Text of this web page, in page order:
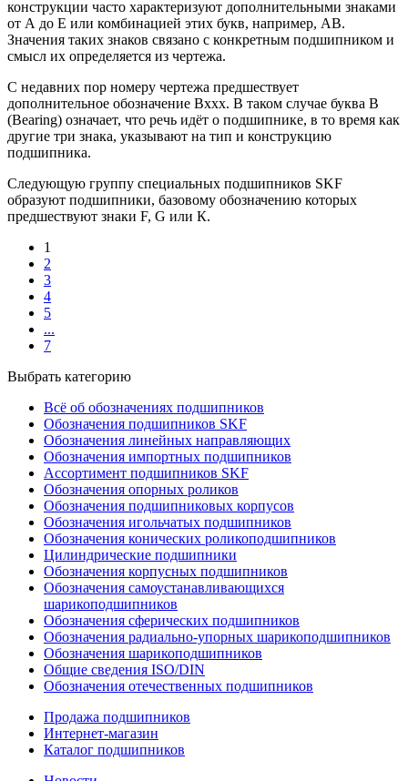
конструкции часто характеризуют дополнительными знаками
от А до Е или комбинацией этих букв, например, АВ.
Значения таких знаков связано с конкретным подшипником и
смысл их определяется из чертежа.
С недавних пор номеру чертежа предшествует
дополнительное обозначение Вххх. В таком случае буква В
(Bearing) означает, что речь идёт о подшипнике, в то время как
другие три знака, указывают на тип и конструкцию
подшипника.
Следующую группу специальных подшипников SKF
образуют подшипники, базовому обозначению которых
предшествуют знаки F, G или К.
1
2
3
4
5
...
7
Выбрать категорию
Всё об обозначениях подшипников
Обозначения подшипников SKF
Обозначения линейных направляющих
Обозначения импортных подшипников
Ассортимент подшипников SKF
Обозначения опорных роликов
Обозначения подшипниковых корпусов
Обозначения игольчатых подшипников
Обозначения конических роликоподшипников
Цилиндрические подшипники
Обозначения корпусных подшипников
Обозначения самоустанавливающихся
шарикоподшипников
Обозначения сферических подшипников
Обозначения радиально-упорных шарикоподшипников
Обозначения шарикоподшипников
Общие сведения ISO/DIN
Обозначения отечественных подшипников
Продажа подшипников
Интернет-магазин
Каталог подшипников